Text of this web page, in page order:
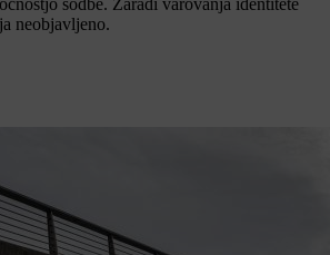
sodbe. Zaradi varovanja identitete
neobjavljeno.